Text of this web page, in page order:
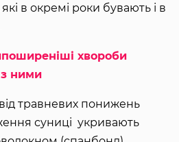
в окремі роки бувають і в
хвороби
з ними
травневих понижень
суниці укривають